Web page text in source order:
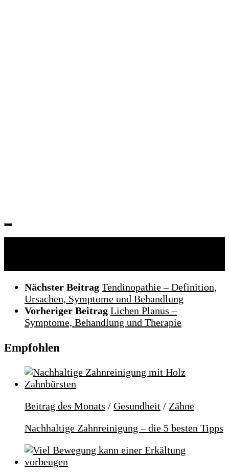
Nächster Beitrag Tendinopathie – Definition,
Ursachen, Symptome und Behandlung
Vorheriger Beitrag Lichen Planus –
Symptome, Behandlung und Therapie
Empfohlen
Beitrag des Monats / Gesundheit / Zähne
Nachhaltige Zahnreinigung – die 5 besten Tipps